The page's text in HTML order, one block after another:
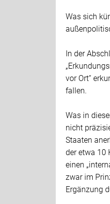
Was sich
In der
vor Ort“
fallen.
Was in
nicht
Staaten
der etwa 10
einen
zwar im
Ergänzung